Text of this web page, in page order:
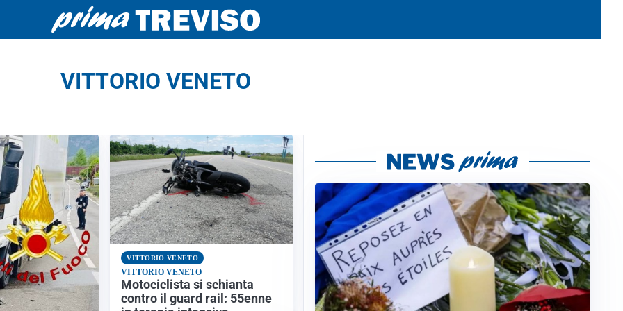
VITTORIO VENETO
VITTORIO VENETO
VITTORIO VENETO
Motociclista si schianta
contro il guard rail: 55enne